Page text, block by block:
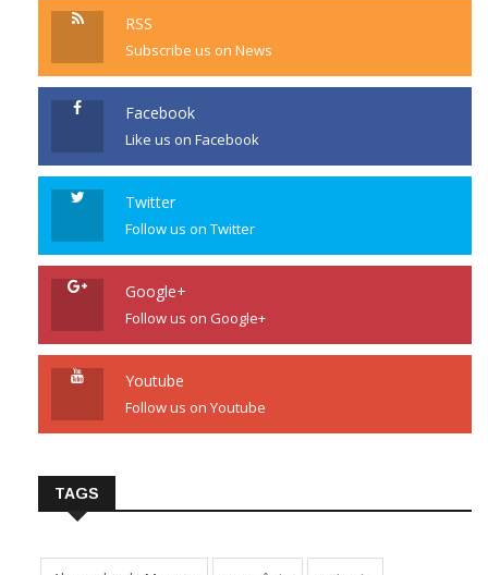
RSS
Subscribe us on News
Facebook
Like us on Facebook
Twitter
Follow us on Twitter
Google+
Follow us on Google+
Youtube
Follow us on Youtube
TAGS